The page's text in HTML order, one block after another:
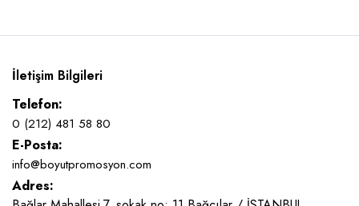
İletişim Bilgileri
Telefon:
0 (212) 481 58 80
E-Posta:
info@boyutpromosyon.com
Adres: